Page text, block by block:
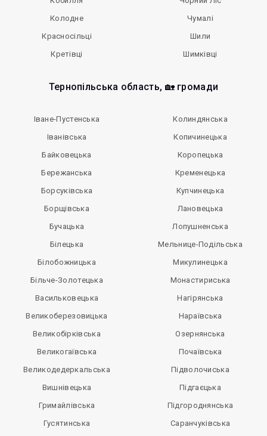
Колодне
Красносільці
Кретівці
Чумалі
Шили
Шимківці
Тернопільська область, 🏡 громади
Іване-Пустенська
Іванівська
Байковецька
Бережанська
Борсуківська
Борщівська
Бучацька
Білецька
Білобожницька
Більче-Золотецька
Васильковецька
Великоберезовицька
Великобірківська
Великогаївська
Великодедеркальська
Вишнівецька
Гримайлівська
Гусятинська
Колиндянська
Копичинецька
Коропецька
Кременецька
Купчинецька
Лановецька
Лопушненська
Мельнице-Подільська
Микулинецька
Монастириська
Нагірянська
Нараївська
Озернянська
Почаївська
Підволочиська
Підгаєцька
Підгороднянська
Саранчуківська